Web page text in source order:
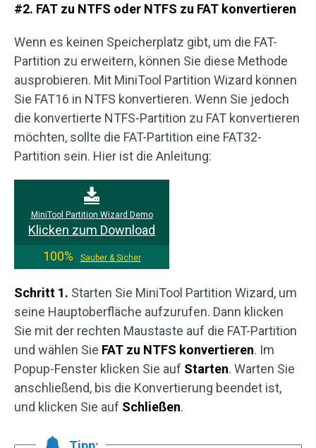
#2. FAT zu NTFS oder NTFS zu FAT konvertieren
Wenn es keinen Speicherplatz gibt, um die FAT-
Partition zu erweitern, können Sie diese Methode
ausprobieren. Mit MiniTool Partition Wizard können
Sie FAT16 in NTFS konvertieren. Wenn Sie jedoch
die konvertierte NTFS-Partition zu FAT konvertieren
möchten, sollte die FAT-Partition eine FAT32-
Partition sein. Hier ist die Anleitung:
MiniTool Partition Wizard Demo
Klicken zum Download
100%
Sauber & Sicher
Schritt 1. Starten Sie MiniTool Partition Wizard, um
seine Hauptoberfläche aufzurufen. Dann klicken
Sie mit der rechten Maustaste auf die FAT-Partition
und wählen Sie FAT zu NTFS konvertieren. Im
Popup-Fenster klicken Sie auf Starten. Warten Sie
anschließend, bis die Konvertierung beendet ist,
und klicken Sie auf Schließen.